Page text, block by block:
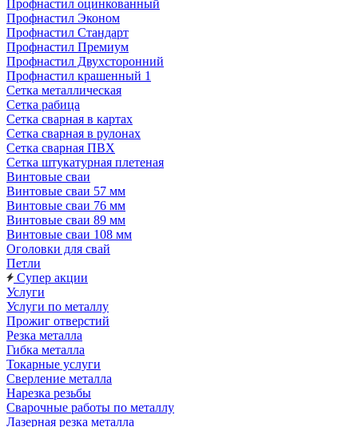
Профнастил оцинкованный
Профнастил Эконом
Профнастил Стандарт
Профнастил Премиум
Профнастил Двухсторонний
Профнастил крашенный 1
Сетка металлическая
Сетка рабица
Сетка сварная в картах
Сетка сварная в рулонах
Сетка сварная ПВХ
Сетка штукатурная плетеная
Винтовые сваи
Винтовые сваи 57 мм
Винтовые сваи 76 мм
Винтовые сваи 89 мм
Винтовые сваи 108 мм
Оголовки для свай
Петли
Супер акции
Услуги
Услуги по металлу
Прожиг отверстий
Резка металла
Гибка металла
Токарные услуги
Сверление металла
Нарезка резьбы
Сварочные работы по металлу
Лазерная резка металла